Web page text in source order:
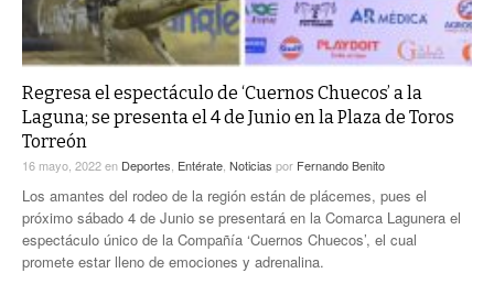
Regresa el espectáculo de ‘Cuernos Chuecos’ a la
Laguna; se presenta el 4 de Junio en la Plaza de Toros
Torreón
16 mayo, 2022en Deportes, Entérate, Noticias por Fernando Benito
Los amantes del rodeo de la región están de plácemes, pues el
próximo sábado 4 de Junio se presentará en la Comarca Lagunera el
espectáculo único de la Compañía ‘Cuernos Chuecos’, el cual
promete estar lleno de emociones y adrenalina.